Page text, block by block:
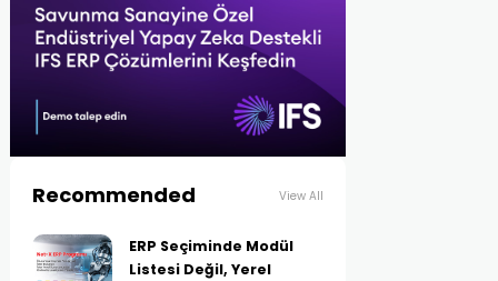
Recommended View All
ERP Seçiminde Modül
Listesi Değil, Yerel